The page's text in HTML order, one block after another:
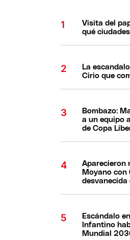
Visita del
qué
La
Cirio que
Bombazo:
a un equipo
de Copa
Aparecieron
Moyano con
desvanecida
Escándalo
Infantino
Mundial